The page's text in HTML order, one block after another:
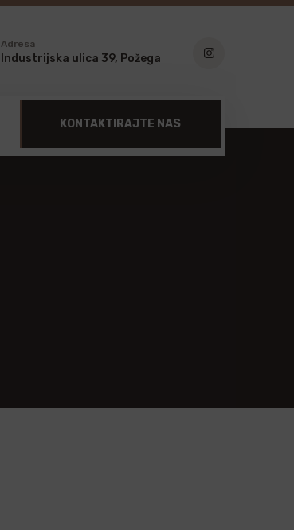
Adresa
Industrijska ulica 39, Požega
KONTAKTIRAJTE NAS